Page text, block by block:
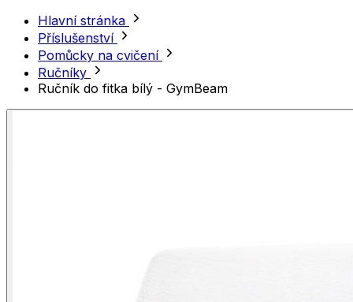
Hlavní stránka
Příslušenství
Pomůcky na cvičení
Ručníky
Ručník do fitka bílý - GymBeam